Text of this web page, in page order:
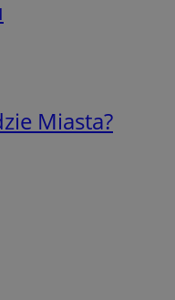
Miasta?